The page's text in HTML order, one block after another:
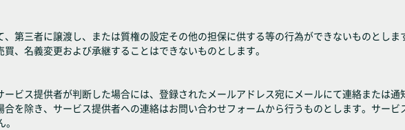
第三者に譲渡し、または質権の設定その他の担保に供する等の行為ができないものとしま
、名義変更および承継することはできないものとします。
ビス提供者が判断した場合には、登録されたメールアドレス宛にメールにて連絡または通
を除き、サービス提供者への連絡はお問い合わせフォームから行うものとします。サービ